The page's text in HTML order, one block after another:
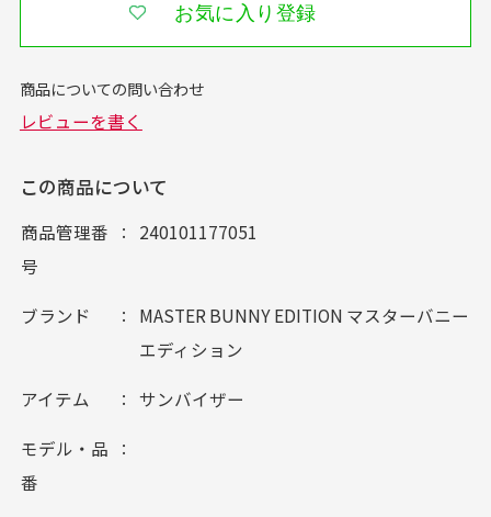
お気に入り登録
この商品について
商品管理番
号
240101177051
ブランド
MASTER BUNNY EDITION マスターバニー
エディション
アイテム サンバイザー
モデル・品
番